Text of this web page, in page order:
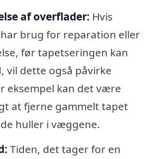
af overflader: Hvis
brug for reparation eller
før tapetseringen kan
vil dette også påvirke
eksempel kan det være
at fjerne gammelt tapet
huller i væggene.
Tiden, det tager for en